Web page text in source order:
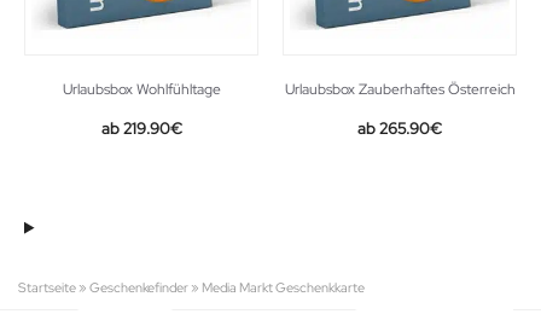
Urlaubsbox Wohlfühltage
219.90€
Urlaubsbox Zauberhaftes Österreich
265.90€
Startseite » Geschenkefinder » Media Markt Geschenkkarte